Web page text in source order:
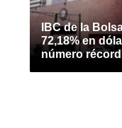
IBC de la
72,18% en
número